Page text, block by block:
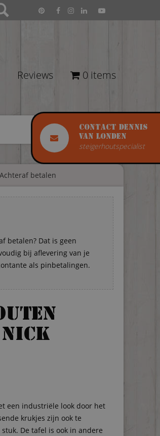
Contact Dennis
van Londen
steigerhoutspecialist
Reviews 0 items
Achteraf betalen
betalen? Dat is geen
bij aflevering van je
als pinbetalingen.
een industriële look door het
krukjes zijn ook te
De tafel is ook in andere